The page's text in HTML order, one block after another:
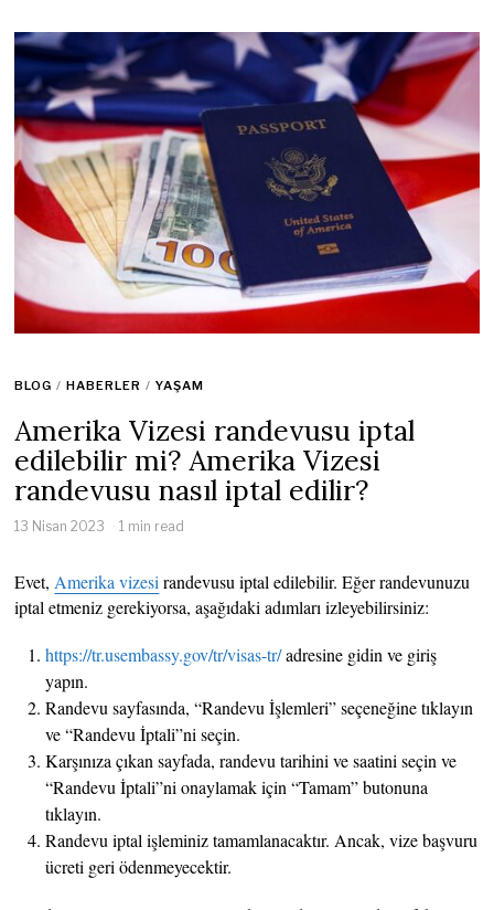
BLOG / HABERLER / YAŞAM
Amerika Vizesi randevusu iptal
edilebilir mi? Amerika Vizesi
randevusu nasıl iptal edilir?
13 Nisan 2023 1 min read
Evet, Amerika vizesi randevusu iptal edilebilir. Eğer randevunuzu
iptal etmeniz gerekiyorsa, aşağıdaki adımları izleyebilirsiniz:
https://tr.usembassy.gov/tr/visas-tr/adresine gidin ve giriş
yapın.
Randevu sayfasında, “Randevu İşlemleri” seçeneğine tıklayın
ve “Randevu İptali”ni seçin.
Karşınıza çıkan sayfada, randevu tarihini ve saatini seçin ve
“Randevu İptali”ni onaylamak için “Tamam” butonuna
tıklayın.
Randevu iptal işleminiz tamamlanacaktır. Ancak, vize başvuru
ücreti geri ödenmeyecektir.